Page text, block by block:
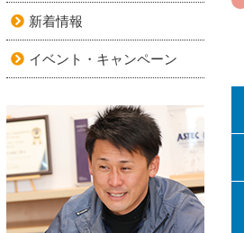
新着情報
イベント・キャンペーン